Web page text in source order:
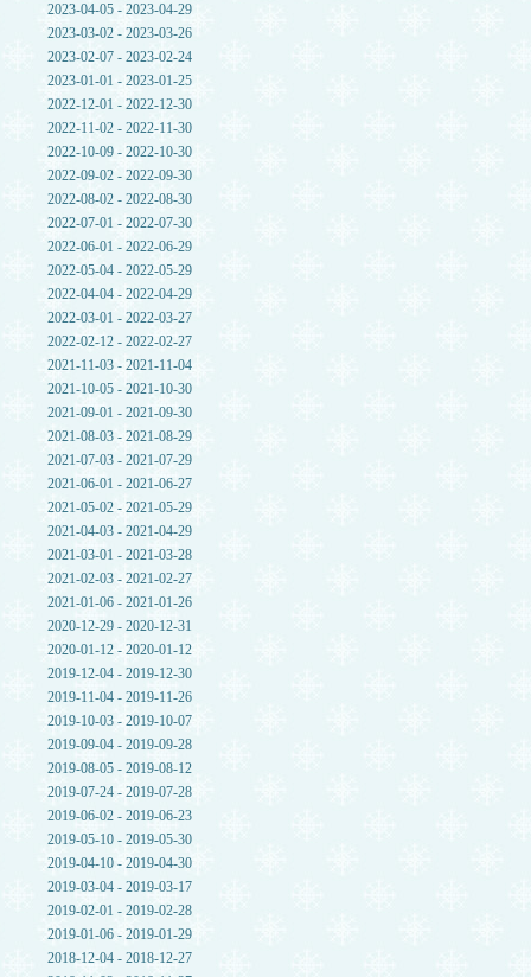
2023-04-05 - 2023-04-29
2023-03-02 - 2023-03-26
2023-02-07 - 2023-02-24
2023-01-01 - 2023-01-25
2022-12-01 - 2022-12-30
2022-11-02 - 2022-11-30
2022-10-09 - 2022-10-30
2022-09-02 - 2022-09-30
2022-08-02 - 2022-08-30
2022-07-01 - 2022-07-30
2022-06-01 - 2022-06-29
2022-05-04 - 2022-05-29
2022-04-04 - 2022-04-29
2022-03-01 - 2022-03-27
2022-02-12 - 2022-02-27
2021-11-03 - 2021-11-04
2021-10-05 - 2021-10-30
2021-09-01 - 2021-09-30
2021-08-03 - 2021-08-29
2021-07-03 - 2021-07-29
2021-06-01 - 2021-06-27
2021-05-02 - 2021-05-29
2021-04-03 - 2021-04-29
2021-03-01 - 2021-03-28
2021-02-03 - 2021-02-27
2021-01-06 - 2021-01-26
2020-12-29 - 2020-12-31
2020-01-12 - 2020-01-12
2019-12-04 - 2019-12-30
2019-11-04 - 2019-11-26
2019-10-03 - 2019-10-07
2019-09-04 - 2019-09-28
2019-08-05 - 2019-08-12
2019-07-24 - 2019-07-28
2019-06-02 - 2019-06-23
2019-05-10 - 2019-05-30
2019-04-10 - 2019-04-30
2019-03-04 - 2019-03-17
2019-02-01 - 2019-02-28
2019-01-06 - 2019-01-29
2018-12-04 - 2018-12-27